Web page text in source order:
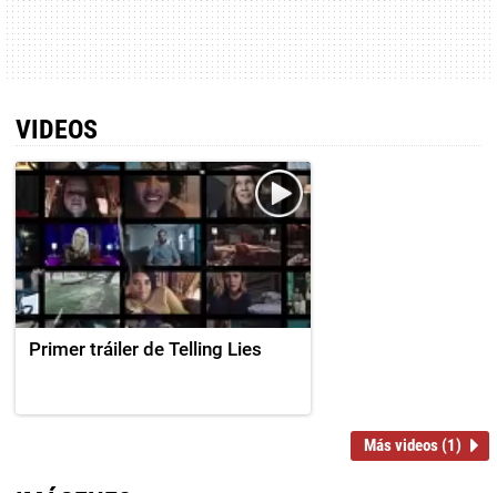
VIDEOS
Primer tráiler de Telling Lies
Más videos (1)